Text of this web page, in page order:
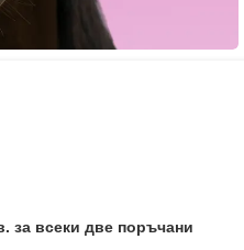
за всеки две поръчани